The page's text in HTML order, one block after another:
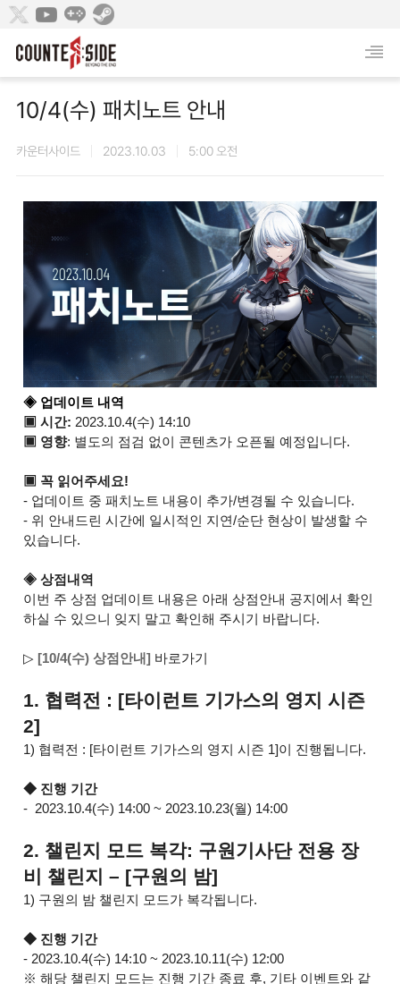
10/4(수) 패치노트 안내
카운터사이드 2023.10.03 5:00 오전
◈ 업데이트 내역
▣ 시간: 2023.10.4(수) 14:10
▣ 영향: 별도의 점검 없이 콘텐츠가 오픈될 예정입니다.
▣ 꼭 읽어주세요!
- 업데이트 중 패치노트 내용이 추가/변경될 수 있습니다.
- 위 안내드린 시간에 일시적인 지연/순단 현상이 발생할 수
있습니다.
◈ 상점내역
이번 주 상점 업데이트 내용은 아래 상점안내 공지에서 확인
하실 수 있으니 잊지 말고 확인해 주시기 바랍니다.
▷ [10/4(수) 상점안내] 바로가기
1. 협력전 : [타이런트 기가스의 영지 시즌
2]
1) 협력전 : [타이런트 기가스의 영지 시즌 1]이 진행됩니다.
◆ 진행 기간
- 2023.10.4(수) 14:00 ~ 2023.10.23(월) 14:00
2. 챌린지 모드 복각: 구원기사단 전용 장
비 챌린지 – [구원의 밤]
1) 구원의 밤 챌린지 모드가 복각됩니다.
◆ 진행 기간
- 2023.10.4(수) 14:10 ~ 2023.10.11(수) 12:00
※ 해당 챌린지 모드는 진행 기간 종료 후, 기타 이벤트와 같